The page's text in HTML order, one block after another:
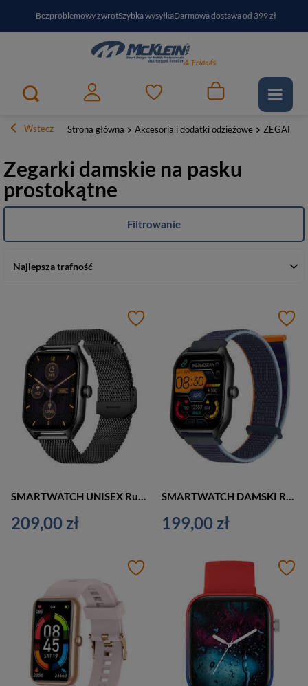
Bezproblemowy zwrotSzybka wysyłkaDarmowa dostawa od 399 zł
PayPo - kup i zapłać za30 dniZapisz się do newslettera i odbierz RABAT
Wstecz Strona główna Akcesoria i dodatki odzieżowe ZEGARKI
Zegarki damskie na pasku
prostokątne
Najlepsza trafność
Filtrowanie
SMARTWATCH UNISEX Rubicon RNCF03 - ROZMOWY BLUETOOTH, ALWAYS ON DISPLAY (sr049g)
209,00 zł
SMARTWATCH DAMSKI Rubicon RNCF03 - ROZMOWY BLUETOOTH, ALWAYS ON DISPLAY (sr049a)
199,00 zł